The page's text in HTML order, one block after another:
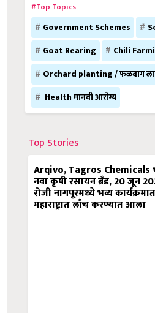
#Top Topics
Government Schemes
Goat Rearing
Chili
Orchard planting / फळबाग
Health मानवी आरोग्य
Top Stories
Arqivo, Tagros Chemicals
नवा कृषी रसायन ब्रँड, 20 जून
रोजी नागपूरमध्ये भव्य कार्यक्रमात
महाराष्ट्रात लाँच करण्यात आला